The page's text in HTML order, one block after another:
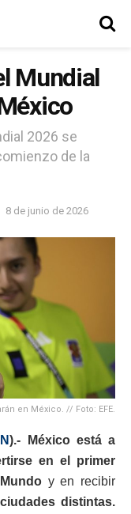
Mundial
2026 se
de la
8 de junio de 2026
en México. // Foto: EFE.
).- México está a
en el primer
y en recibir
distintas.